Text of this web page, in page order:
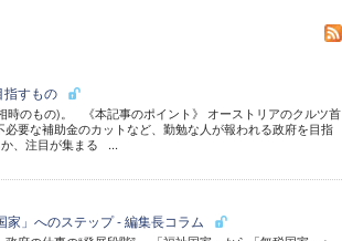
指すもの
時のもの)。 《本記事のポイント》 オーストリアのクルツ首
要な補助金のカットなど、勤勉な人が報われる政府を目指
、注目が集まる ...
」へのステップ - 編集長コラム